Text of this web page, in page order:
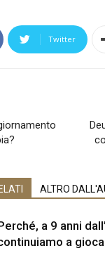
Twitter
ALTRO
a 9 anni
a